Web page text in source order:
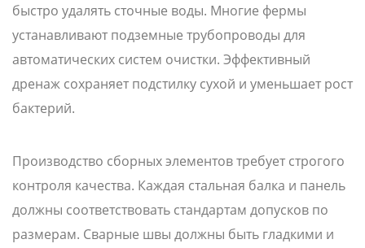
быстро удалять сточные воды. Многие фермы
устанавливают подземные трубопроводы для
автоматических систем очистки. Эффективный
дренаж сохраняет подстилку сухой и уменьшает рост
бактерий.
Производство сборных элементов требует строгого
контроля качества. Каждая стальная балка и панель
должны соответствовать стандартам допусков по
размерам. Сварные швы должны быть гладкими и